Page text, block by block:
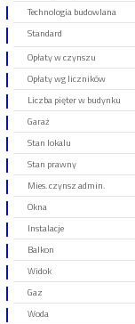
Technologia budowlana
Standard
Opłaty w czynszu
Opłaty wg liczników
Liczba pięter w budynku
Garaż
Stan lokalu
Stan prawny
Mies. czynsz admin.
Okna
Instalacje
Balkon
Widok
Gaz
Woda